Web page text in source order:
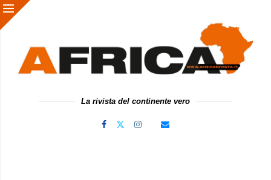
La rivista del continente vero